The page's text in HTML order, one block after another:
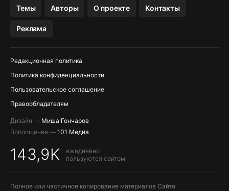
Темы Авторы О проекте Контакты
Реклама
Редакционная политика
Политика конфиденциальности
Пользовательское соглашение
Правообладателям
Дизайн — Миша Гончаров
Воплощение — 101 Медиа
143,9K
ежедневно
пользуются сайтом
Полное или частичное копирование материалов Сайта